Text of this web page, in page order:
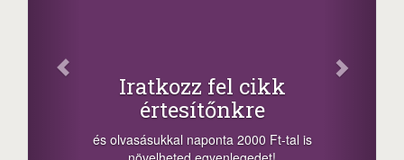
fel cikk
naponta 2000 Ft-tal is
Oszd meg
megosztási